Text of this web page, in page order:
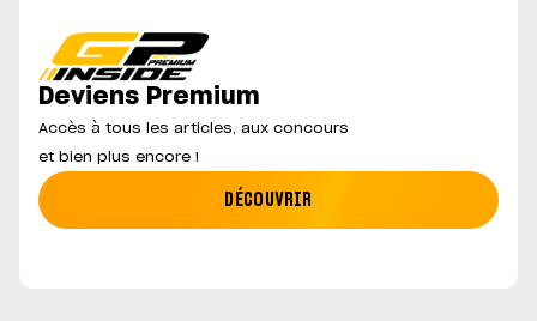
Deviens Premium
Accès à tous les articles, aux concours
et bien plus encore !
DÉCOUVRIR